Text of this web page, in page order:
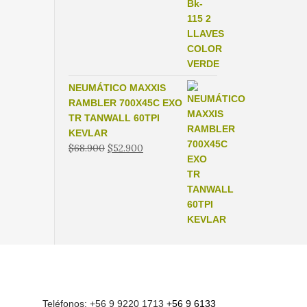
NEUMÁTICO MAXXIS
RAMBLER 700X45C EXO
TR TANWALL 60TPI
KEVLAR
$68.900 El
$52.900El
Teléfonos: +56 9 9220 1713+56 9 6133